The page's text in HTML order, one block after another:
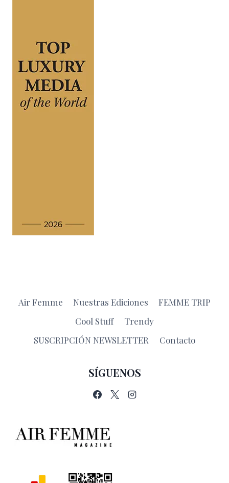
Air Femme Nuestras Ediciones
FEMME TRIP
Cool Stuff
Trendy
SUSCRIPCIÓN NEWSLETTER
Contacto
SÍGUENOS